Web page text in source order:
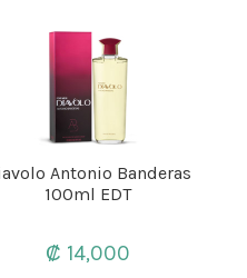
Antonio Banderas
100ml EDT
₡ 14,000